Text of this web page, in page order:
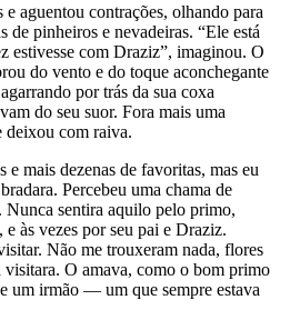
aguentou contrações, olhando para
de pinheiros e nevadeiras. “Ele está
estivesse com Draziz”, imaginou. O
do vento e do toque aconchegante
por trás da sua coxa
do seu suor. Fora mais uma
deixou com raiva.
e mais dezenas de favoritas, mas eu
Percebeu uma chama de
Nunca sentira aquilo pelo primo,
às vezes por seu pai e Draziz.
Não me trouxeram nada, flores
O amava, como o bom primo
um irmão — um que sempre estava